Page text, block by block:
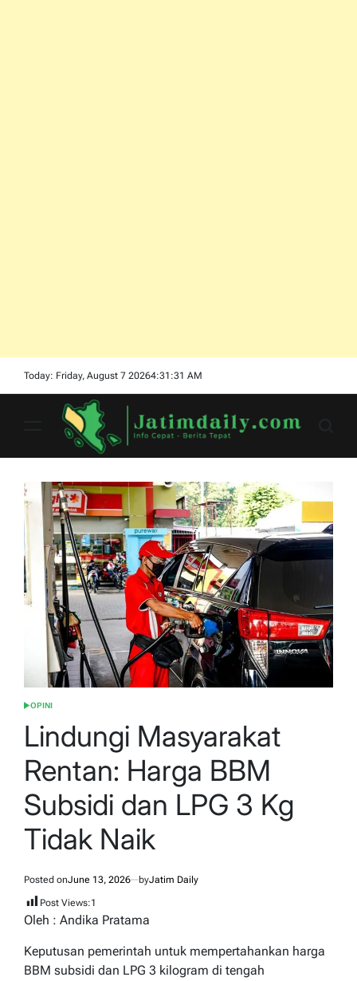
Today: Friday, August 7 20264:31 :32 AM
POSTED
OPINI
Lindungi Masyarakat
Rentan: Harga BBM
Subsidi dan LPG 3 Kg
Tidak Naik
Posted onJune 13, 2026 byJatim Daily
Post Views:1
Oleh : Andika Pratama
Keputusan pemerintah untuk mempertahankan harga
BBM subsidi dan LPG 3 kilogram di tengah